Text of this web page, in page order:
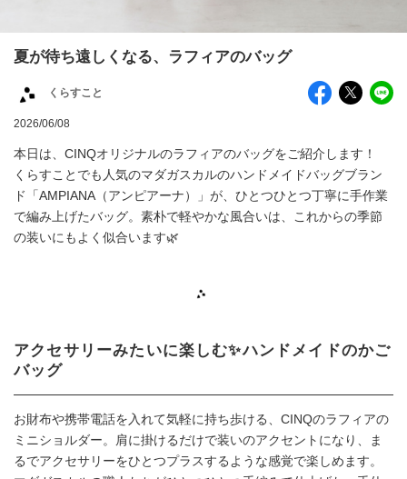
夏が待ち遠しくなる、ラフィアのバッグ
くらすこと
2026/06/08
本日は、CINQオリジナルのラフィアのバッグをご紹介します！
くらすことでも人気のマダガスカルのハンドメイドバッグブラン
ド「AMPIANA（アンピアーナ）」が、ひとつひとつ丁寧に手作業
で編み上げたバッグ。素朴で軽やかな風合いは、これからの季節
の装いにもよく似合います🌿
アクセサリーみたいに楽しむ✨ハンドメイドのかご
バッグ
お財布や携帯電話を入れて気軽に持ち歩ける、CINQのラフィアの
ミニショルダー。肩に掛けるだけで装いのアクセントになり、ま
るでアクセサリーをひとつプラスするような感覚で楽しめます。